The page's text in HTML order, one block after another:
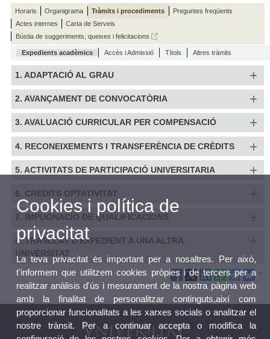
Horaris Organigrama Tràmits i procediments
Preguntes freqüents
Actes internes
Carta de Serveis
Bústia de suggeriments, queixes i felicitacions
Expedients acadèmics Accés i Admissió Títols Altres tràmits
1. ADAPTACIÓ AL GRAU
2. AVANÇAMENT DE CONVOCATÒRIA
3. AVALUACIÓ CURRICULAR PER COMPENSACIÓ
4. RECONEIXEMENTS I TRANSFERÈNCIA DE CRÈDITS
5. ACTIVITATS DE PARTICIPACIÓ UNIVERSITARIA
6. CRÈDITS OPTATIVITAT
7. IMPUGNACIÓ DE QUALIFICACIONS
8. TRASLLAT D'EXPEDIENT A UNA ALTRA
UNIVERSITAT
Cookies i política de
privacitat
La teva privacitat és important per a nosaltres. Per això,
t'informem que utilitzem cookies pròpies i de tercers per a
realitzar anàlisis d'ús i mesurament de la nostra pàgina web
amb la finalitat de personalitzar continguts,així com
proporcionar funcionalitats a les xarxes socials o analitzar el
nostre trànsit. Per a continuar accepta o modifica la